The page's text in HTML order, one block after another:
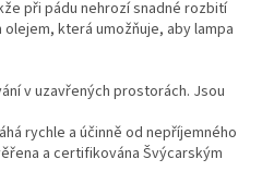
při pádu nehrozí snadné rozbití
která umožňuje, aby lampa
v uzavřených prostorách. Jsou
rychle a účinně od nepříjemného
a certifikována Švýcarským